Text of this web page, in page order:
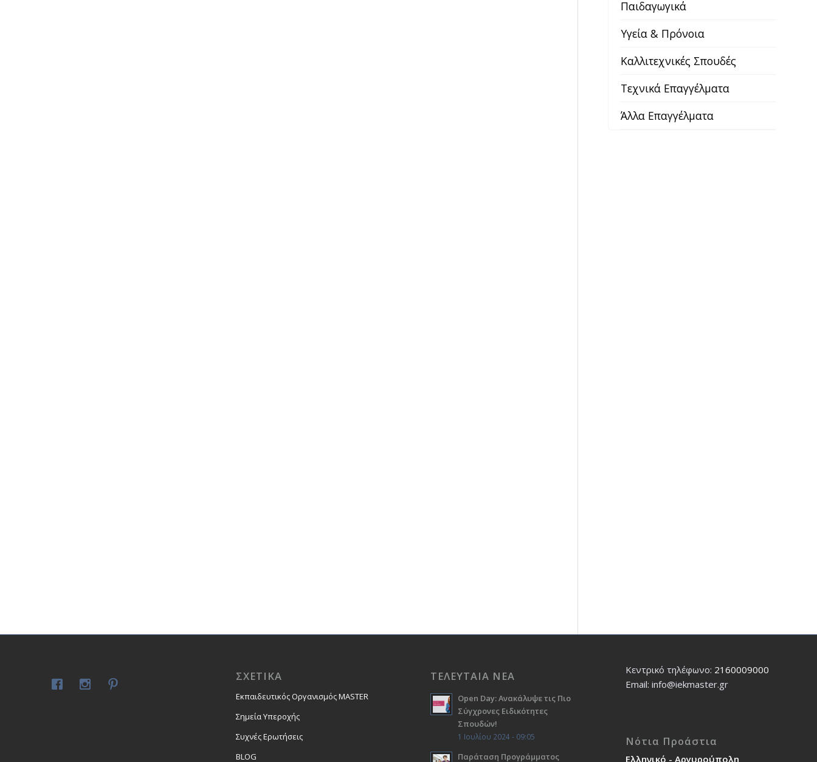
Παιδαγωγικά
Υγεία & Πρόνοια
Καλλιτεχνικές Σπουδές
Τεχνικά Επαγγέλματα
Άλλα Επαγγέλματα
ΣΧΕΤΙΚΑ
Εκπαιδευτικός Οργανισμός MASTER
Σημεία Υπεροχής
Συχνές Ερωτήσεις
BLOG
ΤΕΛΕΥΤΑΙΑ ΝΕΑ
Open Day: Ανακάλυψε τις Πιο
Σύγχρονες Ειδικότητες
Σπουδών!
1 Ιουλίου 2024 - 09:05
Παράταση Προγράμματος
Κεντρικό τηλέφωνο: 2160009000
Εmail: info@iekmaster.gr
Νότια Προάστια
Ελληνικό - Αργυρούπολη